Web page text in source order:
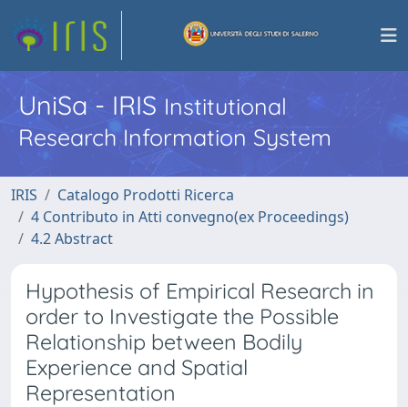
UniSa - IRISInstitutional
Research Information System
IRIS
Catalogo Prodotti Ricerca
4 Contributo in Atti convegno(ex Proceedings)
4.2 Abstract
Hypothesis of Empirical Research in
order to Investigate the Possible
Relationship between Bodily
Experience and Spatial
Representation